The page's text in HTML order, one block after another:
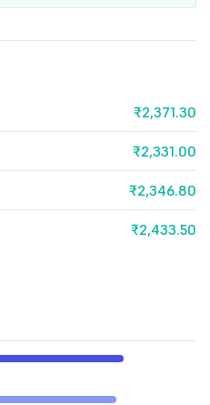
₹2,371.30
₹2,331.00
₹2,346.80
₹2,433.50